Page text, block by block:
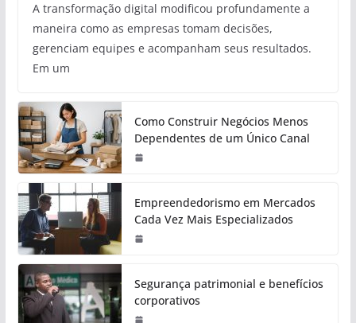
A transformação digital modificou profundamente a
maneira como as empresas tomam decisões,
gerenciam equipes e acompanham seus resultados.
Em um
Como Construir Negócios Menos
Dependentes de um Único Canal
Empreendedorismo em Mercados
Cada Vez Mais Especializados
Segurança patrimonial e benefícios
corporativos